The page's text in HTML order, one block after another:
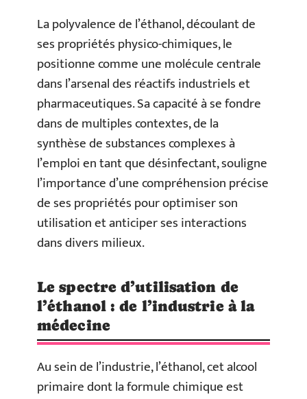
La polyvalence de l’éthanol, découlant de
ses propriétés physico-chimiques, le
positionne comme une molécule centrale
dans l’arsenal des réactifs industriels et
pharmaceutiques. Sa capacité à se fondre
dans de multiples contextes, de la
synthèse de substances complexes à
l’emploi en tant que désinfectant, souligne
l’importance d’une compréhension précise
de ses propriétés pour optimiser son
utilisation et anticiper ses interactions
dans divers milieux.
Le spectre d’utilisation de
l’éthanol : de l’industrie à la
médecine
Au sein de l’industrie, l’éthanol, cet alcool
primaire dont la formule chimique est